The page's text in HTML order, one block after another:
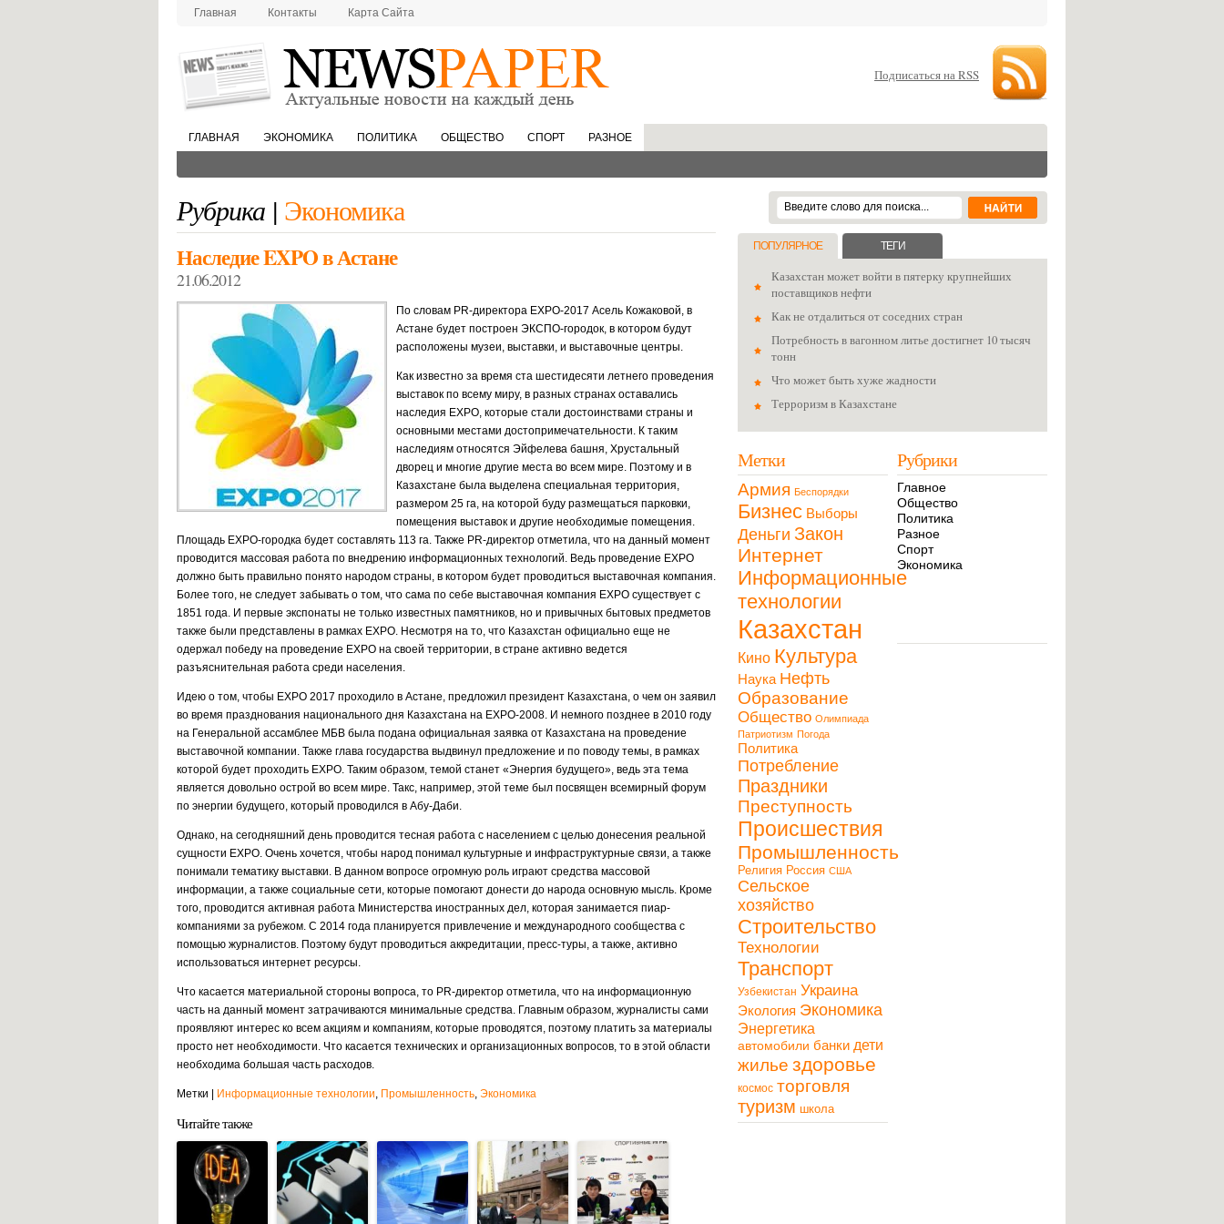
Главная Контакты Карта Сайта
Подписаться на RSS
ГЛАВНАЯ ЭКОНОМИКА ПОЛИТИКА ОБЩЕСТВО СПОРТ РАЗНОЕ
Рубрика | Экономика
Наследие EXPO в Астане
21.06.2012
По словам PR-директора EXPO-2017 Асель Кожаковой, в
Астане будет построен ЭКСПО-городок, в котором будут
расположены музеи, выставки, и выставочные центры.
Как известно за время ста шестидесяти летнего проведения
выставок по всему миру, в разных странах оставались
наследия EXPO, которые стали достоинствами страны и
основными местами достопримечательности. К таким
наследиям относятся Эйфелева башня, Хрустальный
дворец и многие другие места во всем мире. Поэтому и в
Казахстане была выделена специальная территория,
размером 25 га, на которой буду размещаться парковки,
помещения выставок и другие необходимые помещения.
Площадь EXPO-городка будет составлять 113 га. Также PR-директор отметила, что на данный момент
проводится массовая работа по внедрению информационных технологий. Ведь проведение EXPO
должно быть правильно понято народом страны, в котором будет проводиться выставочная компания.
Более того, не следует забывать о том, что сама по себе выставочная компания EXPO существует с
1851 года. И первые экспонаты не только известных памятников, но и привычных бытовых предметов
также были представлены в рамках EXPO. Несмотря на то, что Казахстан официально еще не
одержал победу на проведение EXPO на своей территории, в стране активно ведется
разъяснительная работа среди населения.
Идею о том, чтобы EXPO 2017 проходило в Астане, предложил президент Казахстана, о чем он заявил
во время празднования национального дня Казахстана на EXPO-2008. И немного позднее в 2010 году
на Генеральной ассамблее МБВ была подана официальная заявка от Казахстана на проведение
выставочной компании. Также глава государства выдвинул предложение и по поводу темы, в рамках
которой будет проходить EXPO. Таким образом, темой станет «Энергия будущего», ведь эта тема
является довольно острой во всем мире. Такс, например, этой теме был посвящен всемирный форум
по энергии будущего, который проводился в Абу-Даби.
Однако, на сегодняшний день проводится тесная работа с населением с целью донесения реальной
сущности EXPO. Очень хочется, чтобы народ понимал культурные и инфраструктурные связи, а также
понимали тематику выставки. В данном вопросе огромную роль играют средства массовой
информации, а также социальные сети, которые помогают донести до народа основную мысль. Кроме
того, проводится активная работа Министерства иностранных дел, которая занимается пиар-
компаниями за рубежом. С 2014 года планируется привлечение и международного сообщества с
помощью журналистов. Поэтому будут проводиться аккредитации, пресс-туры, а также, активно
использоваться интернет ресурсы.
Что касается материальной стороны вопроса, то PR-директор отметила, что на информационную
часть на данный момент затрачиваются минимальные средства. Главным образом, журналисты сами
проявляют интерес ко всем акциям и компаниям, которые проводятся, поэтому платить за материалы
просто нет необходимости. Что касается технических и организационных вопросов, то в этой области
необходима большая часть расходов.
Метки | Информационные технологии, Промышленность, Экономика
Читайте также
ПОПУЛЯРНОЕ ТЕГИ
Казахстан может войти в пятерку крупнейших
поставщиков нефти
Как не отдалиться от соседних стран
Потребность в вагонном литье достигнет 10 тысяч
тонн
Что может быть хуже жадности
Терроризм в Казахстане
Метки
Армия Беспорядки
Бизнес Выборы
Деньги Закон
Интернет
Информационные
технологии
Казахстан
Кино Культура
Наука Нефть
Образование
Общество Олимпиада
Патриотизм Погода
Политика
Потребление
Праздники
Преступность
Происшествия
Промышленность
Религия Россия США
Сельское
хозяйство
Строительство
Технологии
Транспорт
Узбекистан Украина
Экология Экономика
Энергетика
автомобили банки дети
жилье здоровье
космос торговля
туризм школа
Рубрики
Главное
Общество
Политика
Разное
Спорт
Экономика